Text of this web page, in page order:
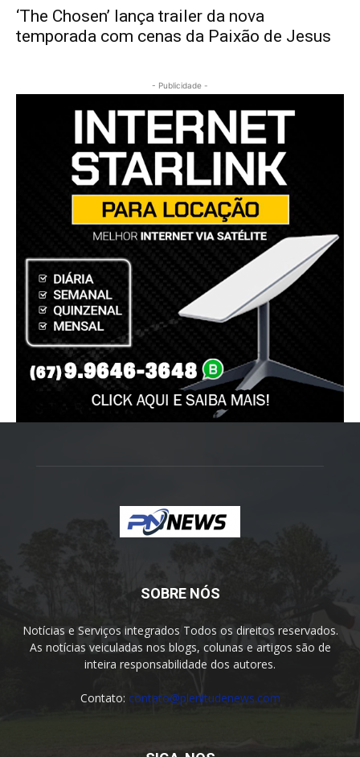
‘The Chosen’ lança trailer da nova
temporada com cenas da Paixão de Jesus
- Publicidade -
SOBRE NÓS
Notícias e Serviços integrados Todos os direitos reservados.
As notícias veiculadas nos blogs, colunas e artigos são de
inteira responsabilidade dos autores.
Contato: contato@plenitudenews.com